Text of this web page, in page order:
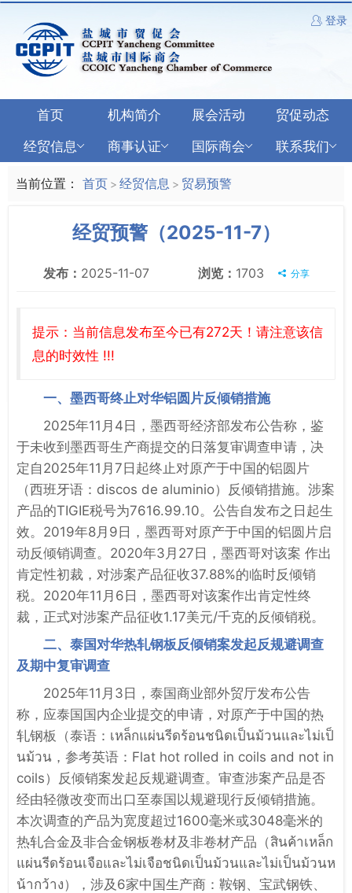
登录
首页 机构简介 展会活动
贸促动态
经贸信息
商事认证 国际商会 联系我们
当前位置： 首页 > 经贸信息 > 贸易预警
经贸预警（2025-11-7）
发布： 2025-11-07 浏览： 1703 分享
提示：当前信息发布至今已有272天！请注意该信
息的时效性 !!!
一、墨西哥终止对华铝圆片反倾销措施
2025年11月4日，墨西哥经济部发布公告称，鉴
于未收到墨西哥生产商提交的日落复审调查申请，决
定自2025年11月7日起终止对原产于中国的铝圆片
（西班牙语：discos de aluminio）反倾销措施。涉案
产品的TIGIE税号为7616.99.10。公告自发布之日起生
效。2019年8月9日，墨西哥对原产于中国的铝圆片启
动反倾销调查。2020年3月27日，墨西哥对该案 作出
肯定性初裁，对涉案产品征收37.88%的临时反倾销
税。2020年11月6日，墨西哥对该案作出肯定性终
裁，正式对涉案产品征收1.17美元/千克的反倾销税。
二、泰国对华热轧钢板反倾销案发起反规避调查
及期中复审调查
2025年11月3日，泰国商业部外贸厅发布公告
称，应泰国国内企业提交的申请，对原产于中国的热
轧钢板（泰语：เหล็กแผ่นรีดร้อนชนิดเป็นม้วนและไม่เป็
นม้วน，参考英语：Flat hot rolled in coils and not in
coils）反倾销案发起反规避调查。审查涉案产品是否
经由轻微改变而出口至泰国以规避现行反倾销措施。
本次调查的产品为宽度超过1600毫米或3048毫米的
热轧合金及非合金钢板卷材及非卷材产品（สินค้าเหล็ก
แผ่นรีดร้อนเจือและไม่เจือชนิดเป็นม้วนและไม่เป็นม้วนห
น้ากว้าง），涉及6家中国生产商：鞍钢、宝武钢铁、